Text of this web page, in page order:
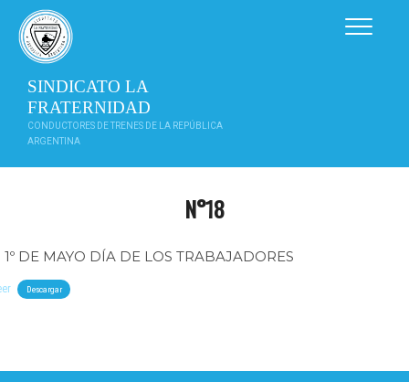
contenido
SINDICATO LA
FRATERNIDAD
CONDUCTORES DE TRENES DE LA REPÚBLICA
ARGENTINA
N°18
1º DE MAYO DÍA DE LOS TRABAJADORES
Descargar